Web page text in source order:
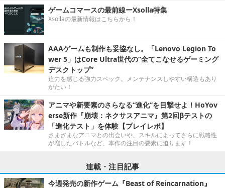
ゲームコマースの最前線ーXsolla特集
Xsollaの最新情報はこちらから！
AAAゲームも制作も妥協なし。「Lenovo Legion To
wer 5」はCore Ultra世代の“全てこなせるゲーミング
デスクトップ”
迫力を感じる強力スペック。メンテナンスしやすい構造もあり
がたい！
アニマや新要素のさらなる“進化”を目撃せよ！HoYov
erse新作『崩壊：ネクサスアニマ』第2回βテストの
「進化テスト」を体験【プレイレポ】
さまざまなアニマとの出会いや、スキルによってさらに戦略性
が増したバトルなど、本作の注目の要素に迫ります！
連載・注目記事
今週発売の新作ゲーム『Beast of Reincarnation』